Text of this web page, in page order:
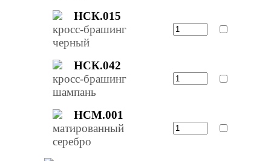
НСК.015
кросс-брашинг
черный
НСК.042
кросс-брашинг
шампань
НСМ.001
матированный
серебро